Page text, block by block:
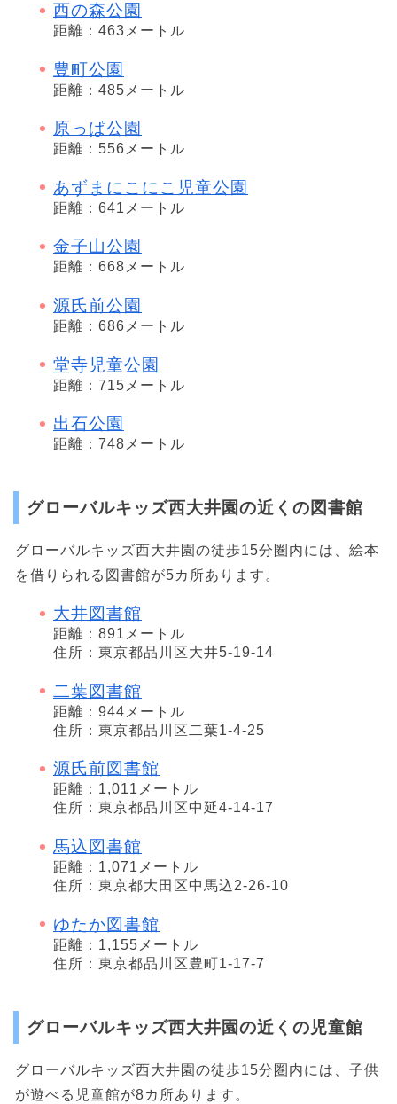
西の森公園
距離：463メートル
豊町公園
距離：485メートル
原っぱ公園
距離：556メートル
あずまにこにこ児童公園
距離：641メートル
金子山公園
距離：668メートル
源氏前公園
距離：686メートル
堂寺児童公園
距離：715メートル
出石公園
距離：748メートル
グローバルキッズ西大井園の近くの図書館
グローバルキッズ西大井園の徒歩15分圏内には、絵本
を借りられる図書館が5カ所あります。
大井図書館
距離：891メートル
住所：東京都品川区大井5-19-14
二葉図書館
距離：944メートル
住所：東京都品川区二葉1-4-25
源氏前図書館
距離：1,011メートル
住所：東京都品川区中延4-14-17
馬込図書館
距離：1,071メートル
住所：東京都大田区中馬込2-26-10
ゆたか図書館
距離：1,155メートル
住所：東京都品川区豊町1-17-7
グローバルキッズ西大井園の近くの児童館
グローバルキッズ西大井園の徒歩15分圏内には、子供
が遊べる児童館が8カ所あります。